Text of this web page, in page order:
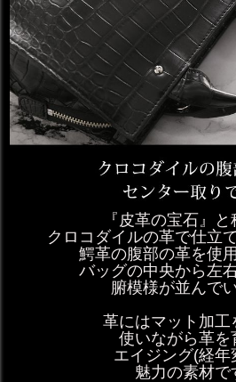
『皮革の宝石』
クロコダイルの革で仕立
鰐革の腹部の革を使
バッグの中央から左
腑模様が並んで
革にはマット加工
使いながら革を
エイジング(経年
魅力の素材で